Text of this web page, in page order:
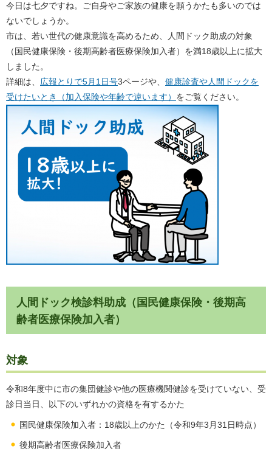
今日は七夕ですね。ご自身やご家族の健康を願うかたも多いのでは
ないでしょうか。
市は、若い世代の健康意識を高めるため、人間ドック助成の対象
（国民健康保険・後期高齢者医療保険加入者）を満18歳以上に拡大
しました。
詳細は、 広報とりで5月1日号3ページや、 健康診査や人間ドックを
受けたいとき（加入保険や年齢で違います） をご覧ください。
人間ドック検診料助成（国民健康保険・後期高
齢者医療保険加入者）
対象
令和8年度中に市の集団健診や他の医療機関健診を受けていない、受
診日当日、以下のいずれかの資格を有するかた
国民健康保険加入者：18歳以上のかた（令和9年3月31日時点）
後期高齢者医療保険加入者